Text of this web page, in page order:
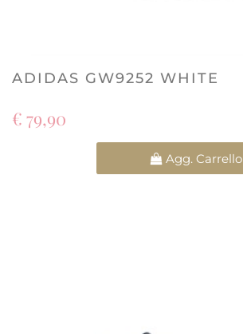
ADIDAS GW9252 WHITE
€ 79,90
Agg. Carrello